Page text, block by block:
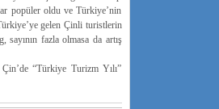
popüler oldu ve Türkiye’nin
gelen Çinli turistlerin
sayının fazla olmasa da artış
“Türkiye Turizm Yılı”